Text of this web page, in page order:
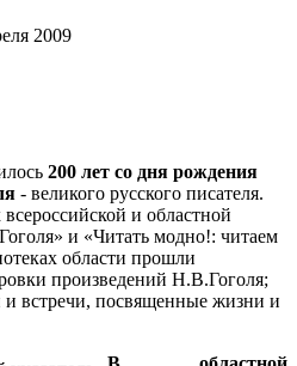
2009
200 лет со дня рождения
- великого русского писателя.
и областной
и «Читать модно!: читаем
области прошли
произведений Н.В.Гоголя;
встречи, посвященные жизни и